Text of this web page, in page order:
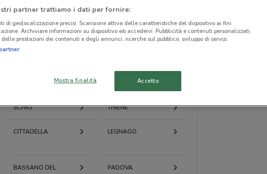
TORRI DI
QUARTESOLO
SCHIO THIENE
CITTADELLA LEGNAGO
BASSANO DEL
PADOVA
partner trattiamo i dati per fornire:
di geolocalizzazione precisi. Scansione attiva delle caratteristiche del dispositivo ai fini
Archiviare informazioni su dispositivo e/o accedervi. Pubblicità e contenuti personalizzati,
prestazioni dei contenuti e degli annunci, ricerche sul pubblico, sviluppo di servizi.
Mostra finalità Accetto